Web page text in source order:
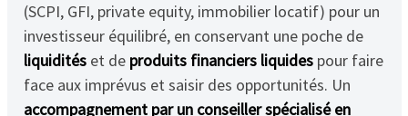
(SCPI, GFI, private equity, immobilier locatif) pour un
investisseur équilibré, en conservant une poche de
liquiditéset de produits financiers liquidespour faire
face aux imprévus et saisir des opportunités. Un
accompagnement par un conseiller spécialisé en